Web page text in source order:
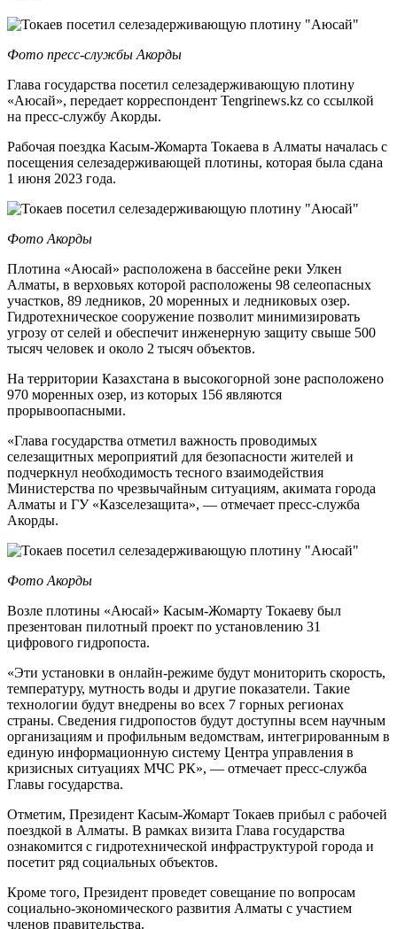
Фото пресс-службы Акорды
Глава государства посетил селезадерживающую плотину
«Аюсай», передает корреспондент Tengrinews.kz со ссылкой
на пресс-службу Акорды.
Рабочая поездка Касым-Жомарта Токаева в Алматы началась с
посещения селезадерживающей плотины, которая была сдана
1 июня 2023 года.
Фото Акорды
Плотина «Аюсай» расположена в бассейне реки Улкен
Алматы, в верховьях которой расположены 98 селеопасных
участков, 89 ледников, 20 моренных и ледниковых озер.
Гидротехническое сооружение позволит минимизировать
угрозу от селей и обеспечит инженерную защиту свыше 500
тысяч человек и около 2 тысяч объектов.
На территории Казахстана в высокогорной зоне расположено
970 моренных озер, из которых 156 являются
прорывоопасными.
«Глава государства отметил важность проводимых
селезащитных мероприятий для безопасности жителей и
подчеркнул необходимость тесного взаимодействия
Министерства по чрезвычайным ситуациям, акимата города
Алматы и ГУ «Казселезащита», — отмечает пресс-служба
Акорды.
Фото Акорды
Возле плотины «Аюсай» Касым-Жомарту Токаеву был
презентован пилотный проект по установлению 31
цифрового гидропоста.
«Эти установки в онлайн-режиме будут мониторить скорость,
температуру, мутность воды и другие показатели. Такие
технологии будут внедрены во всех 7 горных регионах
страны. Сведения гидропостов будут доступны всем научным
организациям и профильным ведомствам, интегрированным в
единую информационную систему Центра управления в
кризисных ситуациях МЧС РК», — отмечает пресс-служба
Главы государства.
Отметим, Президент Касым-Жомарт Токаев прибыл с рабочей
поездкой в Алматы. В рамках визита Глава государства
ознакомится с гидротехнической инфраструктурой города и
посетит ряд социальных объектов.
Кроме того, Президент проведет совещание по вопросам
социально-экономического развития Алматы с участием
членов правительства.